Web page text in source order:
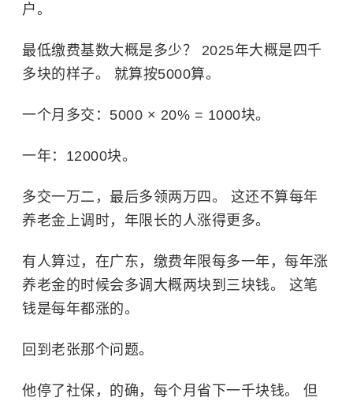
户。
最低缴费基数大概是多少？ 2025年大概是四千
多块的样子。 就算按5000算。
一个月多交：5000 × 20% = 1000块。
一年：12000块。
多交一万二，最后多领两万四。 这还不算每年
养老金上调时，年限长的人涨得更多。
有人算过，在广东，缴费年限每多一年，每年涨
养老金的时候会多调大概两块到三块钱。 这笔
钱是每年都涨的。
回到老张那个问题。
他停了社保，的确，每个月省下一千块钱。 但